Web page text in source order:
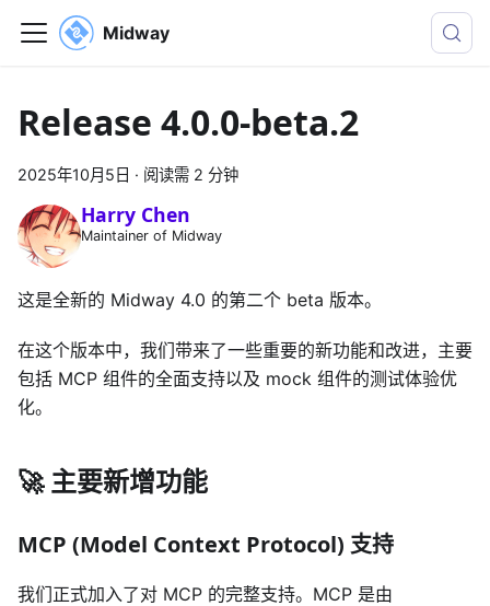
Midway
Release 4.0.0-beta.2
2025年10月5日 · 阅读需 2 分钟
Harry Chen
Maintainer of Midway
这是全新的 Midway 4.0 的第二个 beta 版本。
在这个版本中，我们带来了一些重要的新功能和改进，主要
包括 MCP 组件的全面支持以及 mock 组件的测试体验优
化。
🚀 主要新增功能
MCP (Model Context Protocol) 支持
我们正式加入了对 MCP 的完整支持。MCP 是由